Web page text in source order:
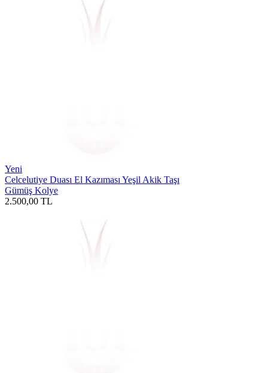
Yeni
Celcelutiye Duası El Kazıması Yeşil Akik Taşı
Gümüş Kolye
2.500,00 TL